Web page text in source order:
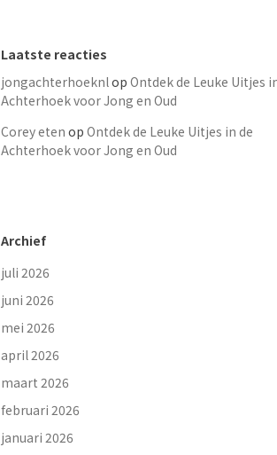
Laatste reacties
jongachterhoeknlop Ontdek de Leuke Uitjes
Achterhoek voor Jong en Oud
Corey eten op Ontdek de Leuke Uitjes in de
Achterhoek voor Jong en Oud
Archief
juli 2026
juni 2026
mei 2026
april 2026
maart 2026
februari 2026
januari 2026